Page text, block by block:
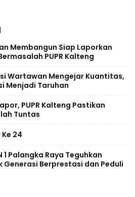
Membangun Siap Laporkan
PUPR Kalteng
Wartawan Mengejar Kuantitas,
Menjadi Taruhan
PUPR Kalteng Pastikan
Tuntas
24
1 Palangka Raya Teguhkan
Generasi Berprestasi dan Peduli